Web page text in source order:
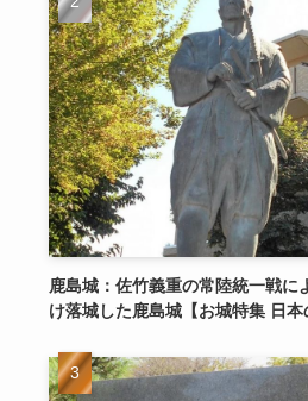
鹿島城：佐竹義重の常陸統一戦に
け落城した鹿島城【お城特集 日本